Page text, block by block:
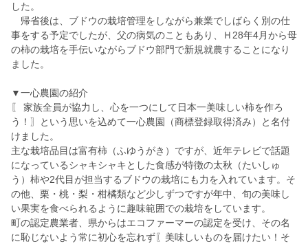
した。
帰省後は、ブドウの栽培管理をしながら兼業でしばらく別の仕
事をする予定でしたが、父の病気のこともあり、Ｈ28年4月から母
の柿の栽培を手伝いながらブドウ部門で新規就農することになり
ました。
▼一心農園の紹介
〖 家族全員が協力し、心を一つにして日本一美味しい柿を作ろ
う！〗という思いを込めて一心農園（商標登録取得済み）と名付
けました。
主な栽培品目は富有柿（ふゆうがき）ですが、近年テレビで話題
になっているシャキシャキとした食感が特徴の太秋（たいしゅ
う）柿や2代目が担当するブドウの栽培にも力を入れています。そ
の他、栗・桃・梨・柑橘類など少しずつですが年中、旬の美味し
い果実を食べられるように趣味範囲での栽培をしています。
町の認定農業者、県からはエコファーマーの認定を受け、その名
に恥じないよう常に初心を忘れず〖美味しいものを届けたい！そ